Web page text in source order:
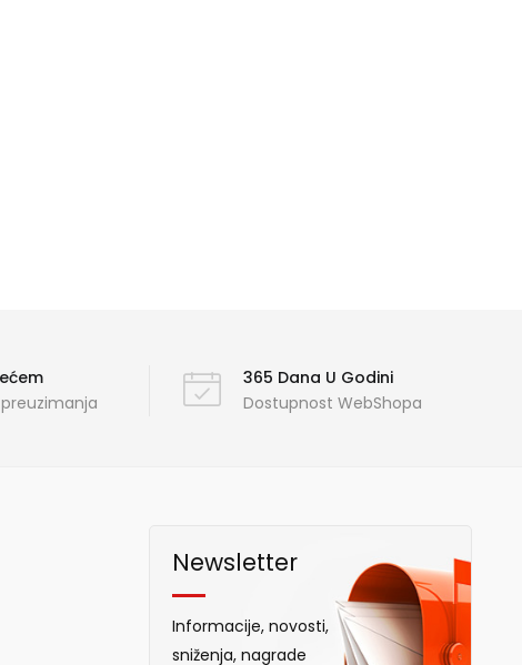
365 Dana U Godini
Dostupnost WebShopa
Newsletter
Informacije, novosti,
sniženja, nagrade